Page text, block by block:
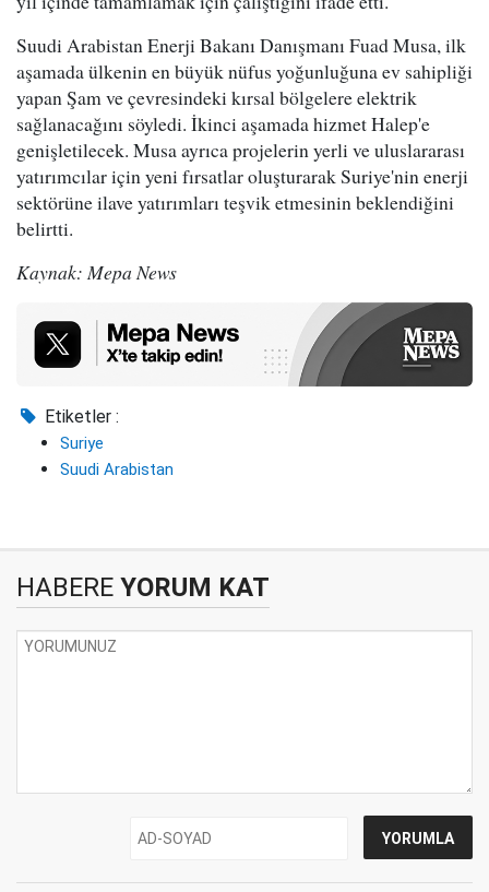
Suudi Arabistan Enerji Bakanı Danışmanı Fuad Musa, ilk
aşamada ülkenin en büyük nüfus yoğunluğuna ev sahipliği
yapan Şam ve çevresindeki kırsal bölgelere elektrik
sağlanacağını söyledi. İkinci aşamada hizmet Halep'e
genişletilecek. Musa ayrıca projelerin yerli ve uluslararası
yatırımcılar için yeni fırsatlar oluşturarak Suriye'nin enerji
sektörüne ilave yatırımları teşvik etmesinin beklendiğini
belirtti.
Kaynak: Mepa News
Etiketler :
Suriye
Suudi Arabistan
HABERE YORUM KAT